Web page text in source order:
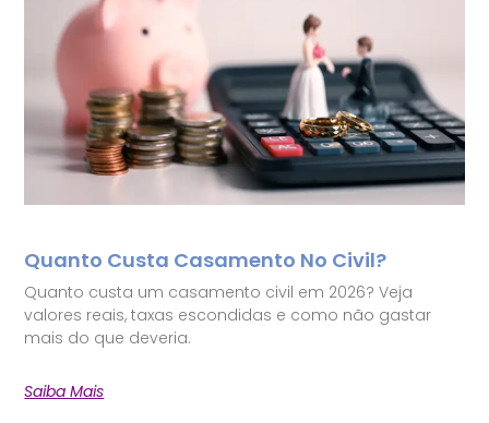
Quanto Custa Casamento No Civil?
Quanto custa um casamento civil em 2026? Veja
valores reais, taxas escondidas e como não gastar
mais do que deveria.
Saiba Mais